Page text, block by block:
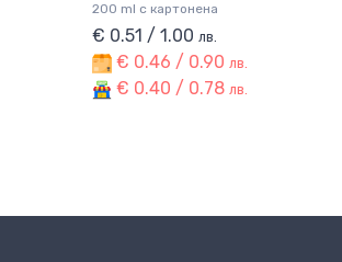
200 ml с картонена
€ 0.51 / 1.00лв.
€ 0.46 / 0.90лв.
€ 0.40 / 0.78лв.